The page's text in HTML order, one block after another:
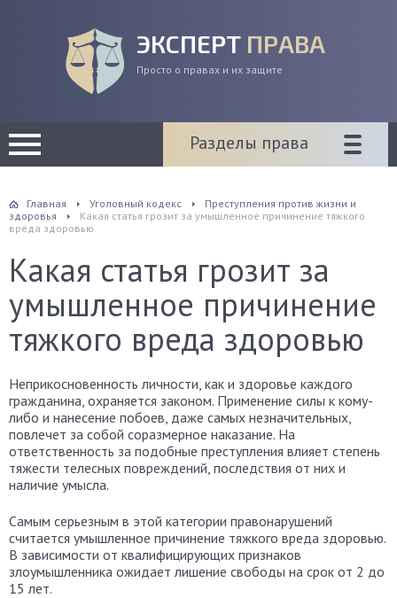
ЭКСПЕРТ ПРАВА
Просто о правах и их защите
Разделы права
Главная Уголовный кодекс
Преступления против жизни и
здоровья
Какая статья грозит за умышленное причинение тяжкого
вреда здоровью
Какая статья грозит за
умышленное причинение
тяжкого вреда здоровью
Неприкосновенность личности, как и здоровье каждого
гражданина, охраняется законом. Применение силы к кому-
либо и нанесение побоев, даже самых незначительных,
повлечет за собой соразмерное наказание. На
ответственность за подобные преступления влияет степень
тяжести телесных повреждений, последствия от них и
наличие умысла.
Самым серьезным в этой категории правонарушений
считается умышленное причинение тяжкого вреда здоровью.
В зависимости от квалифицирующих признаков
злоумышленника ожидает лишение свободы на срок от 2 до
15 лет.